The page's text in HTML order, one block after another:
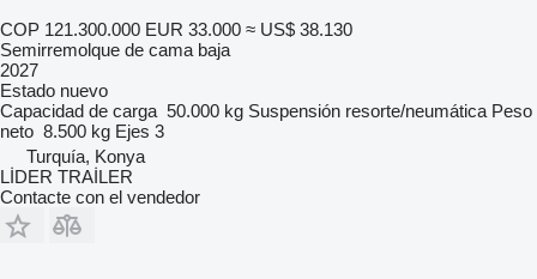
COP 121.300.000 EUR 33.000 ≈ US$ 38.130
Semirremolque de cama baja
2027
Estado nuevo
Capacidad de carga 50.000 kg Suspensión resorte/neumática Peso
neto 8.500 kg Ejes 3
Turquía, Konya
LİDER TRAİLER
Contacte con el vendedor